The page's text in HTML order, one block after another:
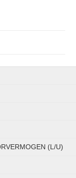
(L/U)